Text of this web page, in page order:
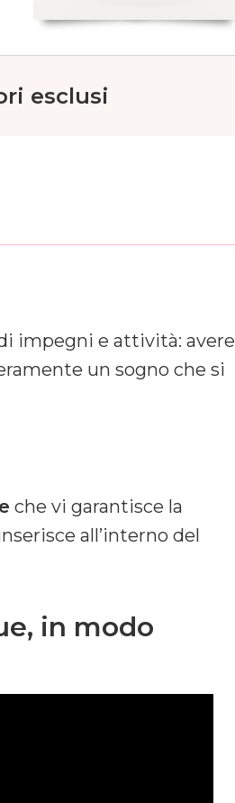
esclusi
impegni e attività: avere
un sogno che si
che vi garantisce la
all’interno del
in modo